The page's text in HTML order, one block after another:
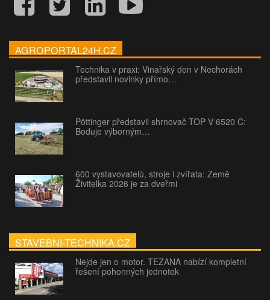
AGROPORTAL24H.CZ
Technika v praxi: Vinařský den v Nechorách
představil novinky přímo…
Pöttinger představil shrnovač TOP V 6520 C:
Boduje výborným…
600 vystavovatelů, stroje i zvířata: Země
Živitelka 2026 je za dveřmi
STAVEBNI-TECHNIKA.CZ
Nejde jen o motor. TEZANA nabízí kompletní
řešení pohonných jednotek